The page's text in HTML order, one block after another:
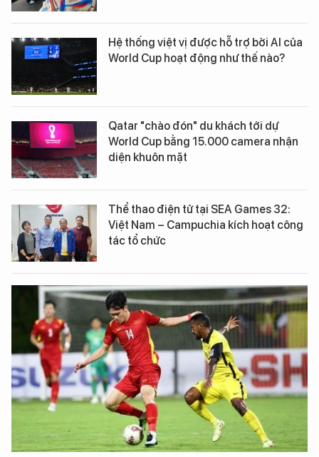
Hệ thống việt vị được hỗ trợ bởi AI của
World Cup hoạt động như thế nào?
Qatar "chào đón" du khách tới dự
World Cup bằng 15.000 camera nhận
diện khuôn mặt
Thể thao điện tử tại SEA Games 32:
Việt Nam – Campuchia kích hoạt công
tác tổ chức